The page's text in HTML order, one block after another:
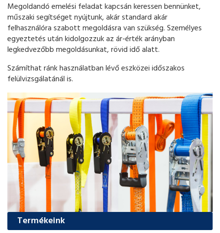
Megoldandó emelési feladat kapcsán keressen bennünket,
műszaki segítséget nyújtunk, akár standard akár
felhasználóra szabott megoldásra van szükség. Személyes
egyeztetés után kidolgozzuk az ár-érték arányban
legkedvezőbb megoldásunkat, rövid idő alatt.
Számíthat ránk használatban lévő eszközei időszakos
felülvizsgálatánál is.
Termékeink